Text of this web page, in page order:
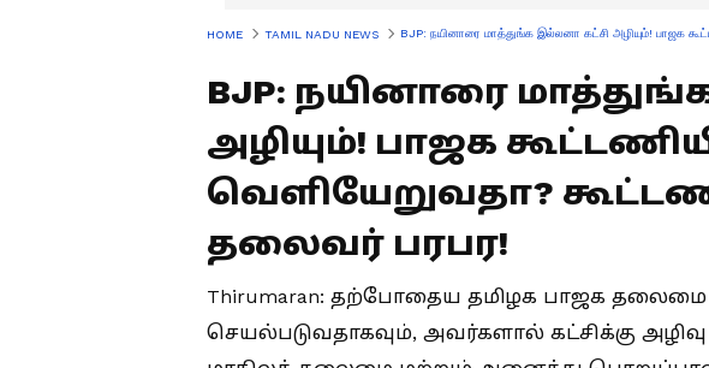
HOME TAMIL NADU NEWS BJP: நயினாரை மாத்துங்க இல்லனா கட்சி அழியும்! பாஜக
BJP: நயினாரை
அழியும்! பாஜக
வெளியேறுவதா?
தலைவர் பரபர!
Thirumaran: தற்போதைய தமிழக பாஜக
செயல்படுவதாகவும், அவர்களால் கட்சிக்கு அழிவு